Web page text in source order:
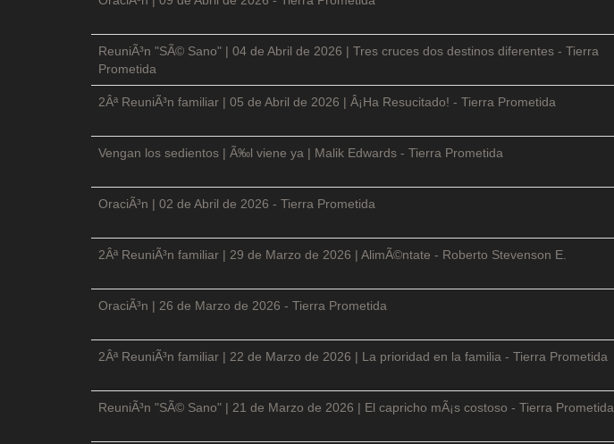
ReuniÃ³n "SÃ© Sano" | 04 de Abril de 2026 | Tres cruces dos destinos diferentes - Tierra
Prometida
2Âª ReuniÃ³n familiar | 05 de Abril de 2026 | Â¡Ha Resucitado! - Tierra Prometida
Vengan los sedientos | Ã‰l viene ya | Malik Edwards - Tierra Prometida
OraciÃ³n | 02 de Abril de 2026 - Tierra Prometida
2Âª ReuniÃ³n familiar | 29 de Marzo de 2026 | AlimÃ©ntate - Roberto Stevenson E.
OraciÃ³n | 26 de Marzo de 2026 - Tierra Prometida
2Âª ReuniÃ³n familiar | 22 de Marzo de 2026 | La prioridad en la familia - Tierra Prometida
ReuniÃ³n "SÃ© Sano" | 21 de Marzo de 2026 | El capricho mÃ¡s costoso - Tierra Prometida